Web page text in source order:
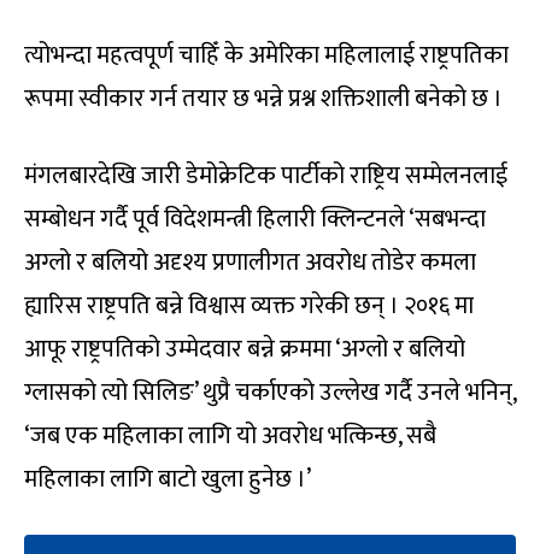
त्योभन्दा महत्वपूर्ण चाहिँ के अमेरिका महिलालाई राष्ट्रपतिका
रूपमा स्वीकार गर्न तयार छ भन्ने प्रश्न शक्तिशाली बनेको छ ।
मंगलबारदेखि जारी डेमोक्रेटिक पार्टीको राष्ट्रिय सम्मेलनलाई
सम्बोधन गर्दै पूर्व विदेशमन्त्री हिलारी क्लिन्टनले ‘सबभन्दा
अग्लो र बलियो अदृश्य प्रणालीगत अवरोध तोडेर कमला
ह्यारिस राष्ट्रपति बन्ने विश्वास व्यक्त गरेकी छन् । २०१६ मा
आफू राष्ट्रपतिको उम्मेदवार बन्ने क्रममा ‘अग्लो र बलियो
ग्लासको त्यो सिलिङ’ थुप्रै चर्काएको उल्लेख गर्दै उनले भनिन्,
‘जब एक महिलाका लागि यो अवरोध भत्किन्छ, सबै
महिलाका लागि बाटो खुला हुनेछ ।’